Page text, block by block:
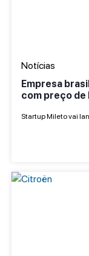
Notícias
Empresa
com preço de
Startup Mileto vai